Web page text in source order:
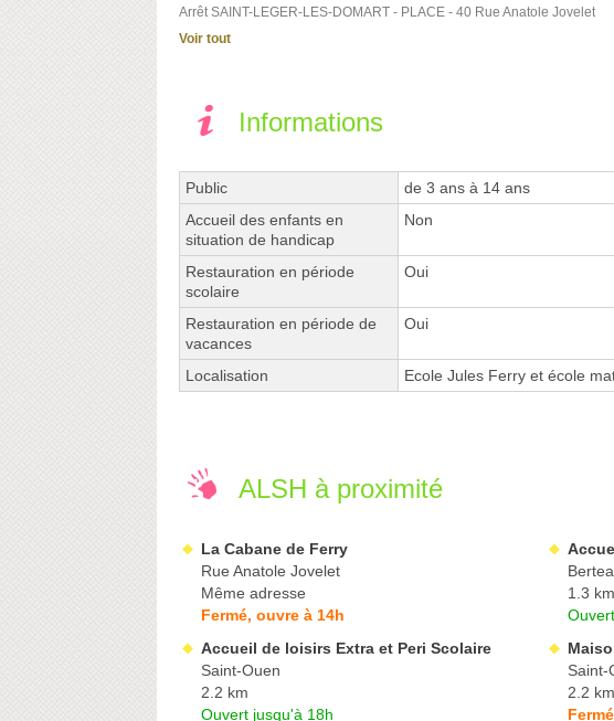
Arrêt SAINT-LEGER-LES-DOMART - PLACE - 40 Rue Anatole Jovelet
Voir tout
Informations
Public
de 3 ans à 14 ans
Accueil des enfants en
situation de handicap
Non
Restauration en période
scolaire
Oui
Restauration en période de
vacances
Oui
Localisation Ecole Jules Ferry et école
ALSH à proximité
La Cabane de Ferry
Rue Anatole Jovelet
Même adresse
Fermé, ouvre à 14h
1.3 km
Accueil de loisirs Extra et Peri Scolaire
Saint-Ouen
2.2 km
Ouvert jusqu'à 18h
Saint-
2.2 km